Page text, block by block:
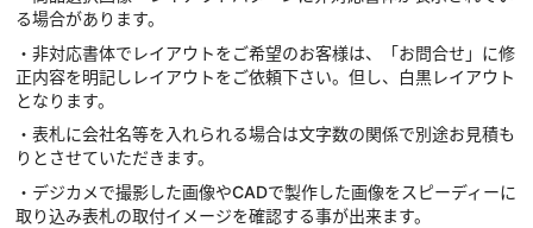
る場合があります。
・非対応書体でレイアウトをご希望のお客様は、「お問合せ」に修
正内容を明記しレイアウトをご依頼下さい。但し、白黒レイアウト
となります。
・表札に会社名等を入れられる場合は文字数の関係で別途お見積も
りとさせていただきます。
・デジカメで撮影した画像やCADで製作した画像をスピーディーに
取り込み表札の取付イメージを確認する事が出来ます。